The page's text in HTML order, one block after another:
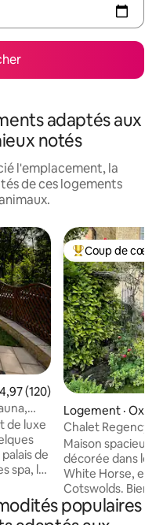
adaptés aux
notés
l'emplacement, la
de ces logements
plus aimés
moyenne de 4,97 sur 5,
4,97 (120)
de luxe
de
spa, les
en
Coup de cœur
Coup de cœur
Logement ·
Chalet Regency
Cotswolds et de
Maison
décorée dans le
White Horse, en
Cotswolds. Bien
Entouré de vues
Ridgeway.
populaires